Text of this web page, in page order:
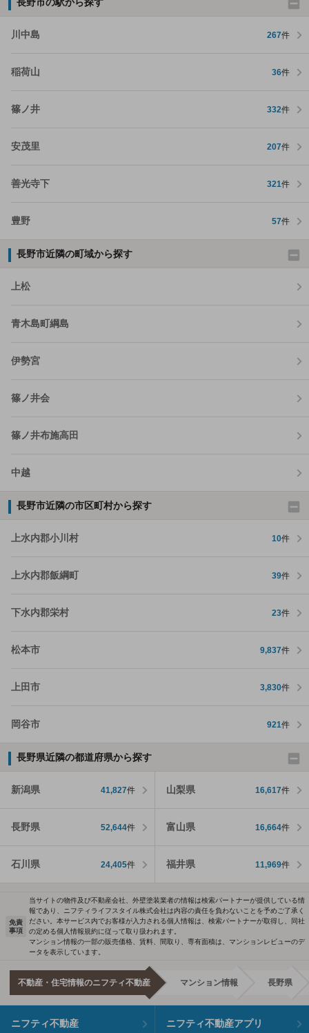
長野市の駅から探す
川中島 267件
稲荷山 36件
篠ノ井 332件
安茂里 207件
善光寺下 321件
豊野 57件
長野市近隣の町域から探す
上松
青木島町綱島
伊勢宮
篠ノ井会
篠ノ井布施高田
中越
長野市近隣の市区町村から探す
上水内郡小川村 10件
上水内郡飯綱町 39件
下水内郡栄村 23件
松本市 9,837件
上田市 3,830件
岡谷市 921件
長野県近隣の都道府県から探す
新潟県 41,827件 山梨県 16,617件
長野県 52,644件 富山県 16,664件
石川県 24,405件 福井県 11,969件
免責
事項
当サイトの物件及び不動産会社、外壁塗装業者の情報は検索パートナーが提供している情
報であり、ニフティライフスタイル株式会社は内容の責任を負わないことを予めご了承く
ださい。本サービス内でお客様が入力される個人情報は、検索パートナーが取得し、同社
の定める個人情報規約に従って取り扱われます。
マンション情報の一部の販売価格、賃料、間取り、専有面積は、マンションレビューのデ
ータを表示しています。
不動産・住宅情報のニフティ不動産 マンション情報 長野県
ニフティ不動産 ニフティ不動産アプリ